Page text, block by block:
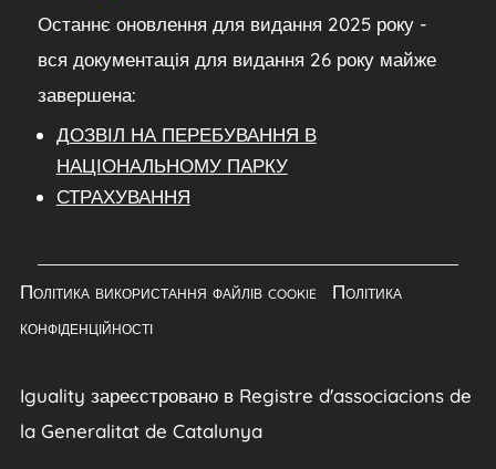
Останнє оновлення для видання 2025 року -
вся документація для видання 26 року майже
завершена:
ДОЗВІЛ НА ПЕРЕБУВАННЯ В
НАЦІОНАЛЬНОМУ ПАРКУ
СТРАХУВАННЯ
Політика використання файлів cookie
Політика
конфіденційності
Iguality зареєстровано в Registre d'associacions de
la Generalitat de Catalunya